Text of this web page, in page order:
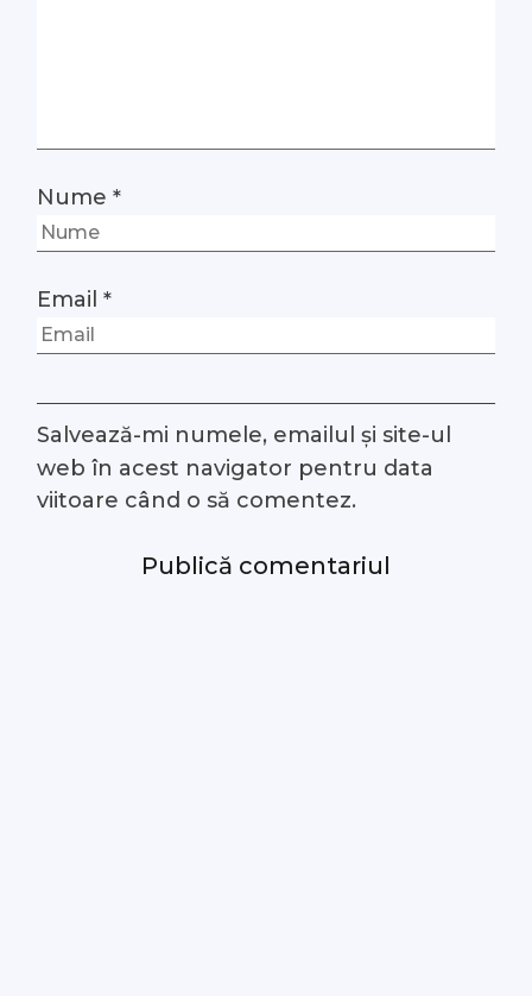
Nume*
Email*
Salvează-mi numele, emailul și site-ul
web în acest navigator pentru data
viitoare când o să comentez.